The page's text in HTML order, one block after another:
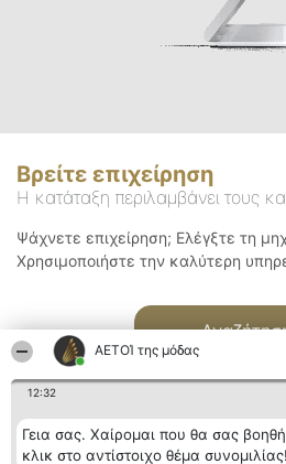
ΑΕΤΟΊ της μόδας
12:32
Γεια σας. Χαίρομαι που θα σας
κλικ στο αντίστοιχο θέμα
Βρείτε επιχείρηση
Η κατάταξη περιλαμβάνει τους
Ψάχνετε επιχείρηση; Ελέγξτε τη
Χρησιμοποιήστε την καλύτερη